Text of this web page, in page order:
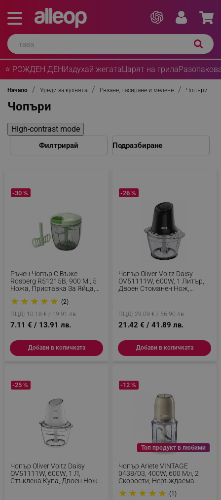
⭐ РОЖДЕН ДЕНИздухай жегатаЦарят на грила
Начало Уреди за кухнята Рязане, пасиране и мелене Чопъри
Чопъри
High-contrast mode
Филтрирай
Ръчен Чопър С Въже
Rosberg R51215B, 900 Ml, 5
Ножа, Приставка За Яйца,
Зелен
★ ★ ★ ★ ★ (2)
-30 %
ПЦД: 10.18 € / 19.91 лв.
7.11 € / 13.91 лв.
Добави в количката
Чопър Oliver Voltz Daisy
OV51111W, 600W, 1 Литър,
Двоен Стоманен Нож,
-26 %
ПЦД: 29.09 € / 56.90 лв.
21.42 € / 41.89 лв.
Добави в количката
Чопър Oliver Voltz Daisy
OV51111W, 600W, 1 Л,
Стъклена Купа, Двоен Нож,
-25 %
Топ продукт в любими
Чопър Ariete VINTAGE
0438/03, 400W, 600 Мл, 2
Скорости, Неръждаема
Стомана, Градуирана Чаша,
Бежов
★ ★ ★ ★ ★ (1)
-12 %